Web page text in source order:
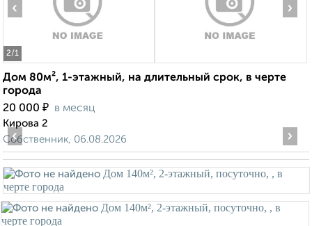
2/1
‹ ›
Дом 80м², 1-этажный, на длительный срок, в черте
города
20 000 ₽ в месяц
Кирова 2
Собственник, 06.08.2026
‹ ›